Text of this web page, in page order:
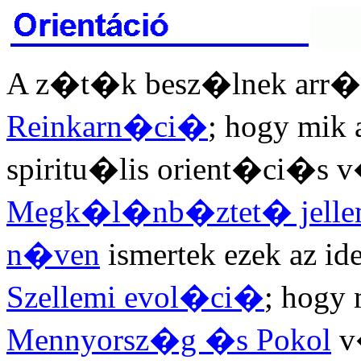
A z�t�k besz�lnek
Reinkarn�ci�; hogy mik
spiritu�lis orient�ci�s
Megk�l�nb�ztet�
n�ven ismertek ezek az
Szellemi evol�ci�; hogy
Mennyorsz�g �s Pokol